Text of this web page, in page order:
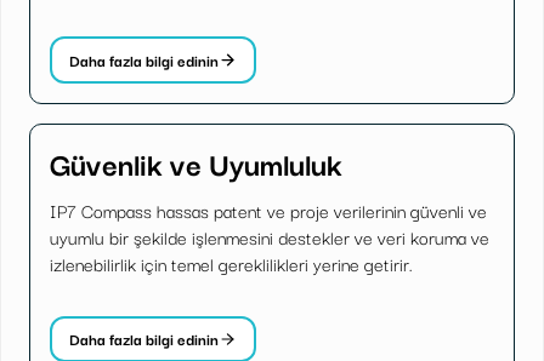
Daha fazla bilgi edinin
Güvenlik ve Uyumluluk
IP7 Compass hassas patent ve proje verilerinin güvenli ve
uyumlu bir şekilde işlenmesini destekler ve veri koruma ve
izlenebilirlik için temel gereklilikleri yerine getirir.
Daha fazla bilgi edinin